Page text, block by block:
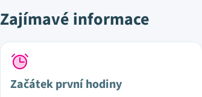
Zajímavé informace
Začátek první hodiny